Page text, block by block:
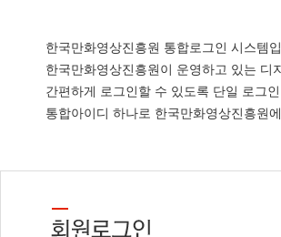
한국만화영상진흥원 통합로그인 시스템
한국만화영상진흥원이 운영하고 있는 디
간편하게 로그인할 수 있도록 단일 로그
통합아이디 하나로 한국만화영상진흥원